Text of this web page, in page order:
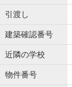
引渡し
建築確認番号
近隣の学校
物件番号